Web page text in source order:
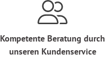
Kompetente Beratung durch
unseren Kundenservice